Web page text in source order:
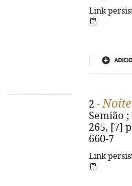
Link
2 -
Semião
265, [7]
660-7
Link